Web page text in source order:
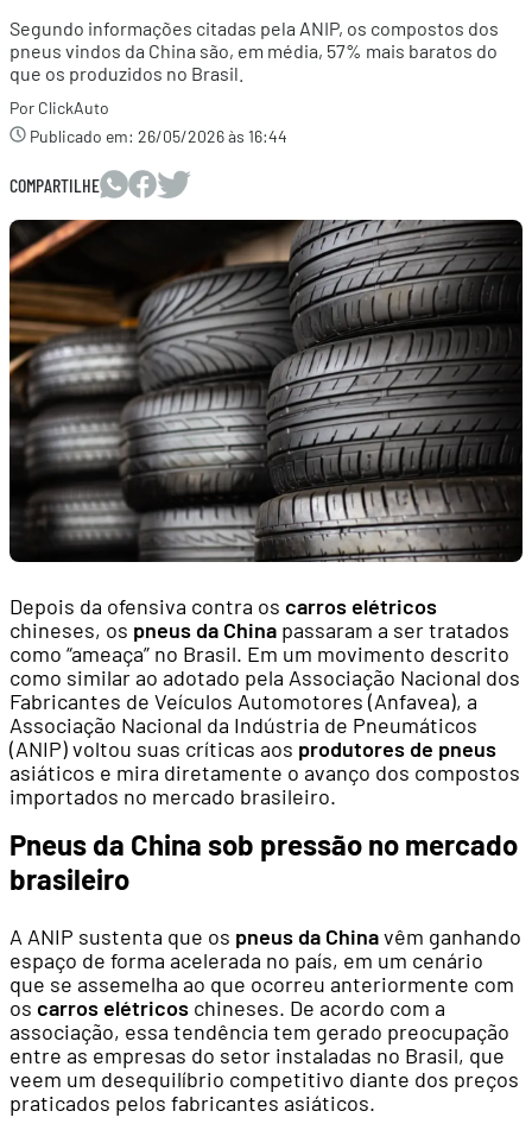
Segundo informações citadas pela ANIP, os compostos dos
pneus vindos da China são, em média, 57% mais baratos do
que os produzidos no Brasil.
Por ClickAuto
Publicado em: 26/05/2026 às 16:44
COMPARTILHE
Depois da ofensiva contra os carros elétricos
chineses, os pneus da China passaram a ser tratados
como “ameaça” no Brasil. Em um movimento descrito
como similar ao adotado pela Associação Nacional dos
Fabricantes de Veículos Automotores (Anfavea), a
Associação Nacional da Indústria de Pneumáticos
(ANIP) voltou suas críticas aos produtores de pneus
asiáticos e mira diretamente o avanço dos compostos
importados no mercado brasileiro.
Pneus da China sob pressão no mercado
brasileiro
A ANIP sustenta que os pneus da Chinavêm ganhando
espaço de forma acelerada no país, em um cenário
que se assemelha ao que ocorreu anteriormente com
os carros elétricos chineses. De acordo com a
associação, essa tendência tem gerado preocupação
entre as empresas do setor instaladas no Brasil, que
veem um desequilíbrio competitivo diante dos preços
praticados pelos fabricantes asiáticos.